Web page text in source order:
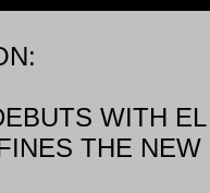
WITH
THE NEW